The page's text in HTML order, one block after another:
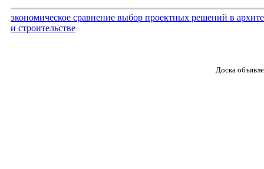
экономическое сравнение выбор проектных решений в
и строительстве
Доска